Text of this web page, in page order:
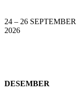
24 – 26 SEPTEMBER
2026
DESEMBER